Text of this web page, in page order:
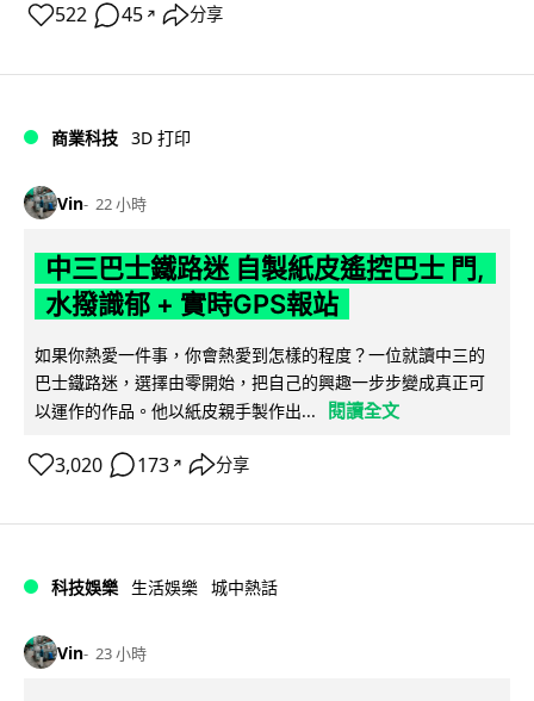
522 45 ↗ 分享
商業科技 3D 打印
Vin 22 小時
中三巴士鐵路迷 自製紙皮遙控巴士 門,
水撥識郁 + 實時GPS報站
如果你熱愛一件事，你會熱愛到怎樣的程度？一位就讀中三的
巴士鐵路迷，選擇由零開始，把自己的興趣一步步變成真正可
以運作的作品。他以紙皮親手製作出...
閱讀全文
3,020 173 ↗ 分享
科技娛樂 生活娛樂 城中熱話
Vin 23 小時